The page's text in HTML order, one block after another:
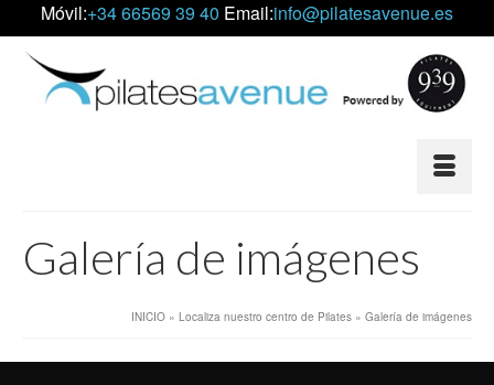
Móvil:+34 66569 39 40 Email:info@pilatesavenue.es
Galería de imágenes
INICIO » Localiza nuestro centro de Pilates » Galería de imágenes